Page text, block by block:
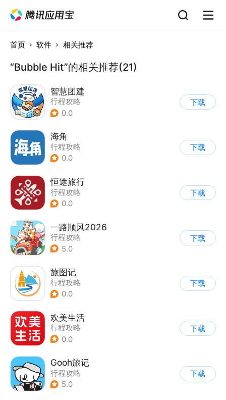
首页 软件 相关推荐
“Bubble Hit”的相关推荐(21)
智慧团建
行程攻略
0.0
下载
海角
行程攻略
0.0
下载
恒途旅行
行程攻略
0.0
下载
一路顺风2026
行程攻略
5.0
下载
旅图记
行程攻略
0.0
下载
欢美生活
行程攻略
0.0
下载
Gooh旅记
行程攻略
5.0
下载